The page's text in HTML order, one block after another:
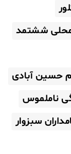
ششتمد
حسین آبادی
ناملموس
سبزوار